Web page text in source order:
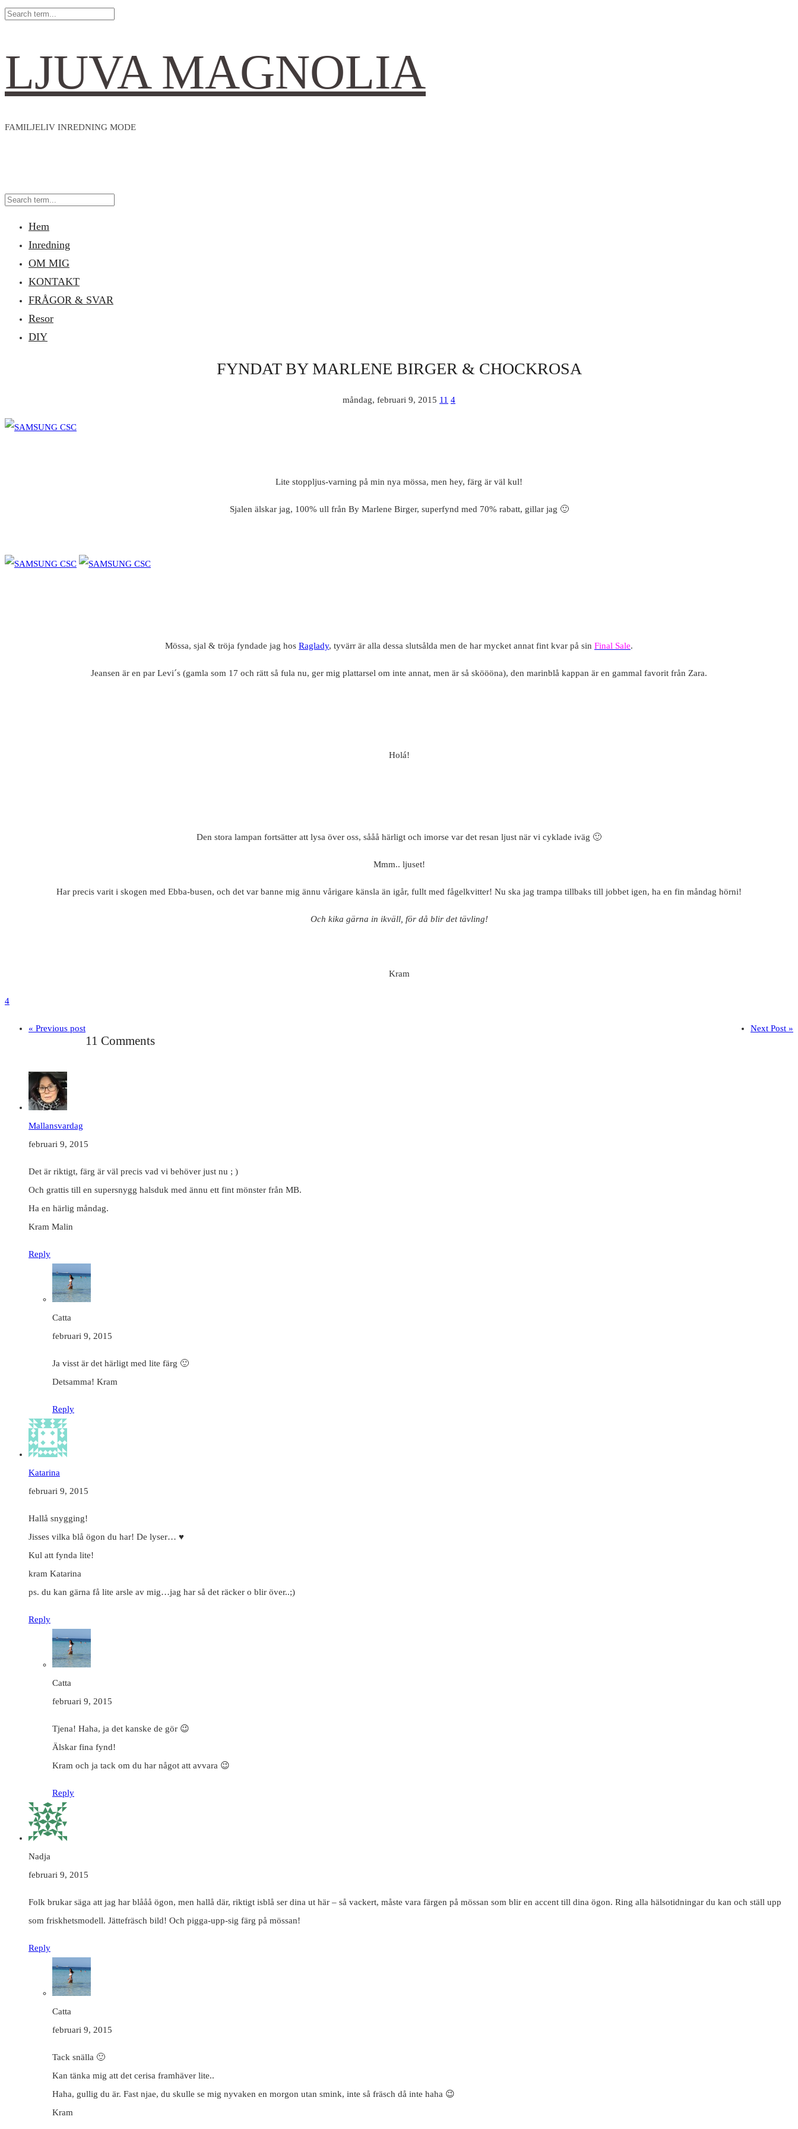
LJUVA MAGNOLIA
FAMILJELIV INREDNING MODE
Hem
Inredning
OM MIG
KONTAKT
FRÅGOR & SVAR
Resor
DIY
FYNDAT BY MARLENE BIRGER & CHOCKROSA
måndag, februari 9, 2015 11 4
Lite stoppljus-varning på min nya mössa, men hey, färg är väl kul!
Sjalen älskar jag, 100% ull från By Marlene Birger, superfynd med 70% rabatt, gillar jag 🙂
Mössa, sjal & tröja fyndade jag hos Raglady, tyvärr är alla dessa slutsålda men de har mycket annat fint kvar på sin Final Sale.
Jeansen är en par Levi´s (gamla som 17 och rätt så fula nu, ger mig plattarsel om inte annat, men är så sköööna), den marinblå kappan är en gammal favorit från Zara.
Holá!
Den stora lampan fortsätter att lysa över oss, sååå härligt och imorse var det resan ljust när vi cyklade iväg 🙂
Mmm.. ljuset!
Har precis varit i skogen med Ebba-busen, och det var banne mig ännu vårigare känsla än igår, fullt med fågelkvitter! Nu ska jag trampa tillbaks till jobbet igen, ha en fin måndag hörni!
Och kika gärna in ikväll, för då blir det tävling!
Kram
4
« Previous post Next Post »
11 Comments
Mallansvardag
februari 9, 2015
Det är riktigt, färg är väl precis vad vi behöver just nu ; )
Och grattis till en supersnygg halsduk med ännu ett fint mönster från MB.
Ha en härlig måndag.
Kram Malin
Reply
Catta
februari 9, 2015
Ja visst är det härligt med lite färg 🙂
Detsamma! Kram
Reply
Katarina
februari 9, 2015
Hallå snygging!
Jisses vilka blå ögon du har! De lyser… ♥
Kul att fynda lite!
kram Katarina
ps. du kan gärna få lite arsle av mig…jag har så det räcker o blir över..;)
Reply
Catta
februari 9, 2015
Tjena! Haha, ja det kanske de gör 😉
Älskar fina fynd!
Kram och ja tack om du har något att avvara 😉
Reply
Nadja
februari 9, 2015
Folk brukar säga att jag har blååå ögon, men hallå där, riktigt isblå ser dina ut här – så vackert, måste vara färgen på mössan som blir en accent till dina ögon. Ring alla hälsotidningar du kan och ställ upp
som friskhetsmodell. Jättefräsch bild! Och pigga-upp-sig färg på mössan!
Reply
Catta
februari 9, 2015
Tack snälla 🙂
Kan tänka mig att det cerisa framhäver lite..
Haha, gullig du är. Fast njae, du skulle se mig nyvaken en morgon utan smink, inte så fräsch då inte haha 😉
Kram